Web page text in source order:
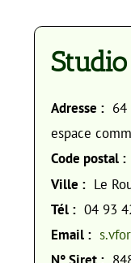
Adresse :
espace
Code postal :
Ville : Le
Tél : 04 93
Email :